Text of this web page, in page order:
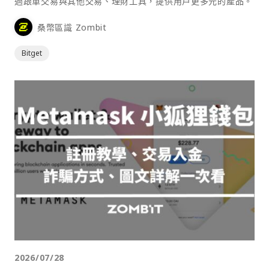
桑幣區識 Zombit
Bitget
2026/07/28